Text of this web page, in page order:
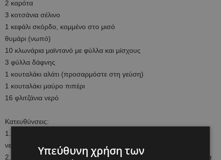
2 καρότα
3 κοτσάνια σέλινο
1 κεφάλι σκόρδο, κομμένο στο μισό
θυμάρι (νωπό)
10 κλωνάρια μαϊντανό με φύλλα και μίσχους
3 φύλλα δάφνης
1 κουταλάκι αλάτι (προσαρμόστε στη γεύση)
1 κουταλάκι μαύρο πιπέρι
16 φλιτζάνια νερό
Κατευθύνσεις:
1. Προσθέστε όλα τα συστατικά στο 10 Qt. Πιέστε και καλύψτε με
νερό. Καλυψτε και γυρίστε τη φωτιά στο μέσο.
2. Μόλις αρχίσει να κάνει κλικ το Vapo-Valve, γυρίστε τη θερμότητα
Υπεύθυνη χρήση των